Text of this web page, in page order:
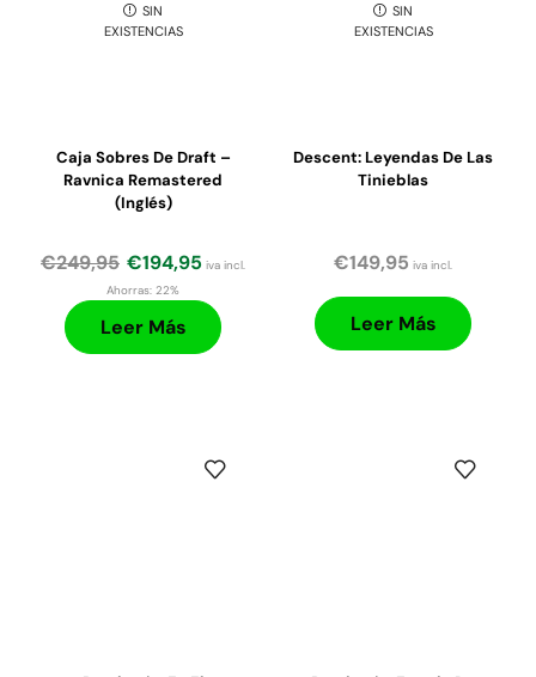
SIN
EXISTENCIAS
Caja Sobres De Draft –
Ravnica Remastered
(Inglés)
€249,95 €194,95 iva incl.
Ahorras: 22%
Leer Más
SIN
EXISTENCIAS
Descent: Leyendas De Las
Tinieblas
€149,95 iva incl.
Leer Más